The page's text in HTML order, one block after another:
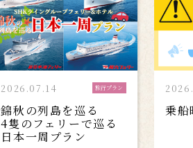
2026.07.14 旅行プラン
錦秋の列島を巡る
4隻のフェリーで巡る
日本一周プラン
乗船